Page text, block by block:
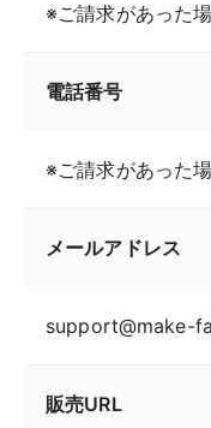
※ご請求があった
電話番号
※ご請求があった
メールアドレス
support@make-
販売URL